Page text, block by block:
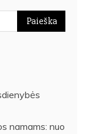
namams: nuo